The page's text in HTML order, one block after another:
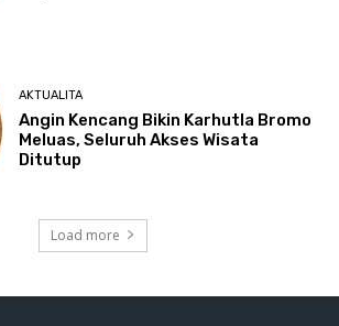
AKTUALITA
Angin Kencang Bikin Karhutla Bromo
Meluas, Seluruh Akses Wisata
Ditutup
Load more